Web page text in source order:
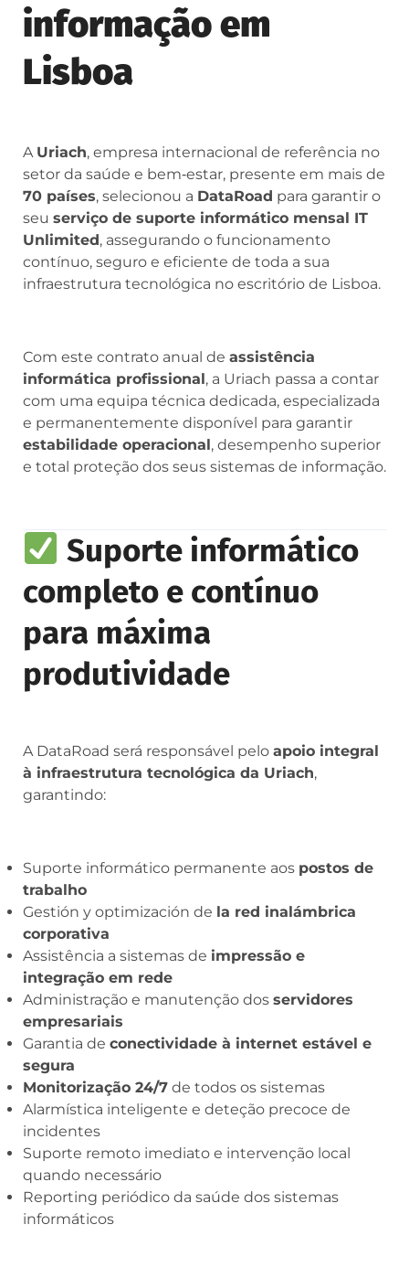
informação em
Lisboa
A Uriach, empresa internacional de referência no
setor da saúde e bem‑estar, presente em mais de
70 países, selecionou a DataRoad para garantir o
seu serviço de suporte informático mensal IT
Unlimited, assegurando o funcionamento
contínuo, seguro e eficiente de toda a sua
infraestrutura tecnológica no escritório de Lisboa.
Com este contrato anual de assistência
informática profissional, a Uriach passa a contar
com uma equipa técnica dedicada, especializada
e permanentemente disponível para garantir
estabilidade operacional, desempenho superior
e total proteção dos seus sistemas de informação.
Suporte informático
completo e contínuo
para máxima
produtividade
A DataRoad será responsável pelo apoio integral
à infraestrutura tecnológica da Uriach,
garantindo:
Suporte informático permanente aos postos de
trabalho
Gestión y optimización de la red inalámbrica
corporativa
Assistência a sistemas de impressão e
integração em rede
Administração e manutenção dos servidores
empresariais
Garantia de conectividade à internet estável e
segura
Monitorização 24/7 de todos os sistemas
Alarmística inteligente e deteção precoce de
incidentes
Suporte remoto imediato e intervenção local
quando necessário
Reporting periódico da saúde dos sistemas
informáticos